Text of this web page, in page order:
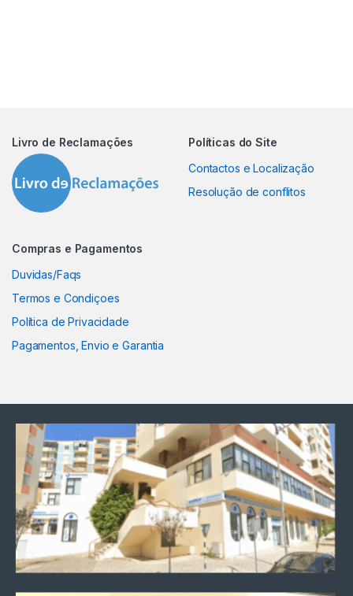
Livro de Reclamações
Políticas do Site
Contactos e Localização
Resolução de conflitos
Compras e Pagamentos
Duvidas/Faqs
Termos e Condiçoes
Política de Privacidade
Pagamentos, Envio e Garantia